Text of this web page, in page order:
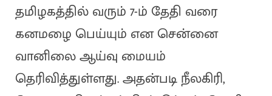
தமிழகத்தில் வரும் 7-ம் தேதி வரை
கனமழை பெய்யும் என சென்னை
வானிலை ஆய்வு மையம்
தெரிவித்துள்ளது. அதன்படி நீலகிரி,